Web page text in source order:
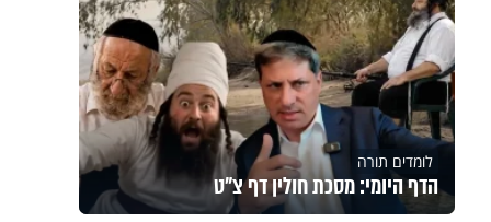
לומדים תורה
הדף היומי: מסכת חולין דף צ"ט